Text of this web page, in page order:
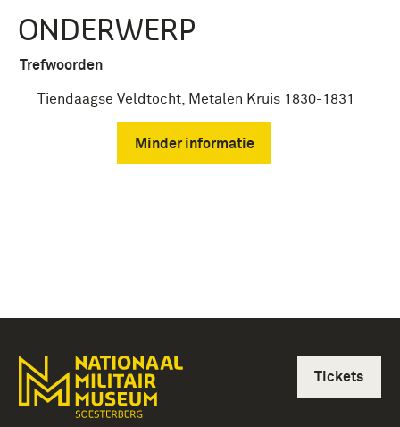
ONDERWERP
Trefwoorden
Tiendaagse Veldtocht Metalen Kruis 1830-1831
Minder informatie
Tickets